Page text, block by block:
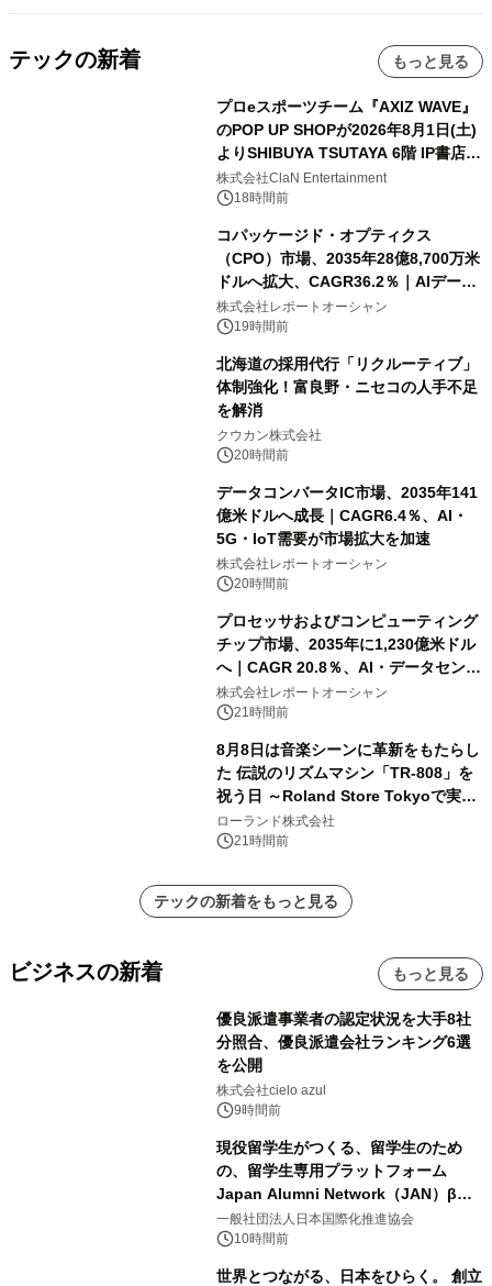
テックの新着 もっと見る
プロeスポーツチーム『AXIZ WAVE』
のPOP UP SHOPが2026年8月1日(土)
よりSHIBUYA TSUTAYA 6階 IP書店で
開催決定！！
株式会社ClaN Entertainment
18時間前
コパッケージド・オプティクス
（CPO）市場、2035年28億8,700万米
ドルへ拡大、CAGR36.2％｜AIデータ
センター・高速光通信需要が成長を加
速
株式会社レポートオーシャン
19時間前
北海道の採用代行「リクルーティブ」
体制強化！富良野・ニセコの人手不足
を解消
クウカン株式会社
20時間前
データコンバータIC市場、2035年141
億米ドルへ成長｜CAGR6.4％、AI・
5G・IoT需要が市場拡大を加速
株式会社レポートオーシャン
20時間前
プロセッサおよびコンピューティング
チップ市場、2035年に1,230億米ドル
へ｜CAGR 20.8％、AI・データセンタ
ー需要が成長を牽引
株式会社レポートオーシャン
21時間前
8月8日は音楽シーンに革新をもたらし
た 伝説のリズムマシン「TR-808」を
祝う日 ～Roland Store Tokyoで実機
を展示しての 記念キャンペーンを開
催 英国ラジオ「NTS」の 特別プログ
アーティストを フィーチャーしたアニ
メーションを公開～
ローランド株式会社
21時間前
テックの新着をもっと見る
ビジネスの新着 もっと見る
優良派遣事業者の認定状況を大手8社
分照合、優良派遣会社ランキング6選
を公開
株式会社cielo azul
9時間前
現役留学生がつくる、留学生のため
の、留学生専用プラットフォーム
Japan Alumni Network（JAN）β版
をリリース
一般社団法人日本国際化推進協会
10時間前
世界とつながる、日本をひらく。 創立